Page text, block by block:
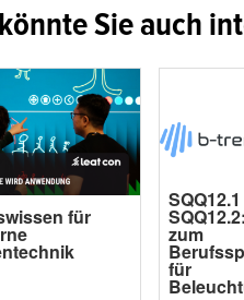
Sie auch
für
zum
für